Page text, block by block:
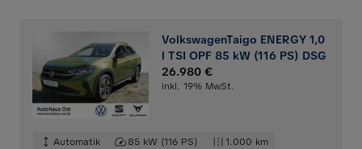
VolkswagenTaigo ENERGY 1,0
l TSI OPF 85 kW (116 PS) DSG
26.980 €
inkl. 19% MwSt.
Automatik 85 kW (116 PS)
1.000 km